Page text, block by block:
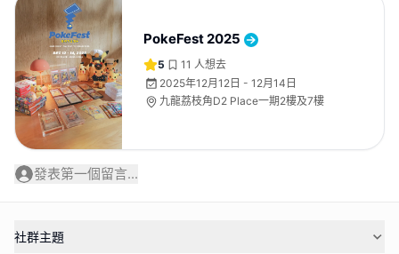
PokeFest 2025
5 11 人想去
2025年12月12日 - 12月14日
九龍荔枝角D2 Place一期2樓及7樓
發表第一個留言...
社群主題